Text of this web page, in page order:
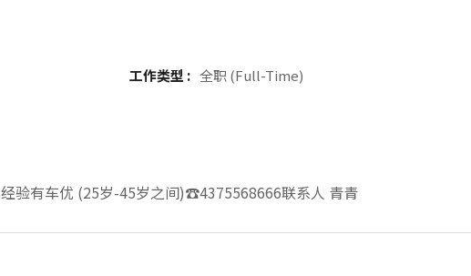
工作类型 : 全职 (Full-Time)
验有车优 (25岁-45岁之间)☎️4375568666联系人 青青